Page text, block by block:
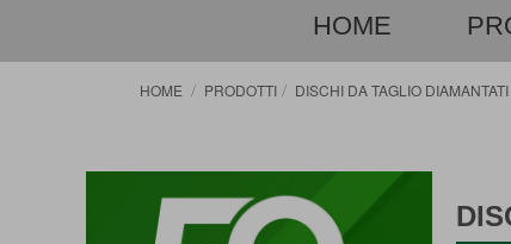
HOME
HOME PRODOTTI DISCHI DA TAGLIO DIAMANTATI